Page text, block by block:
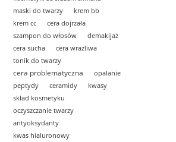
maski do twarzy
krem bb
krem cc
cera dojrzała
szampon do włosów
demakijaż
cera sucha
cera wrażliwa
tonik do twarzy
cera problematyczna
opalanie
peptydy
ceramidy
kwasy
skład kosmetyku
oczyszczanie twarzy
antyoksydanty
kwas hialuronowy